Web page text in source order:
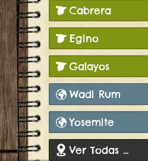
Cabrera
Egino
Galayos
Wadi Rum
Yosemite
Ver Todas ...